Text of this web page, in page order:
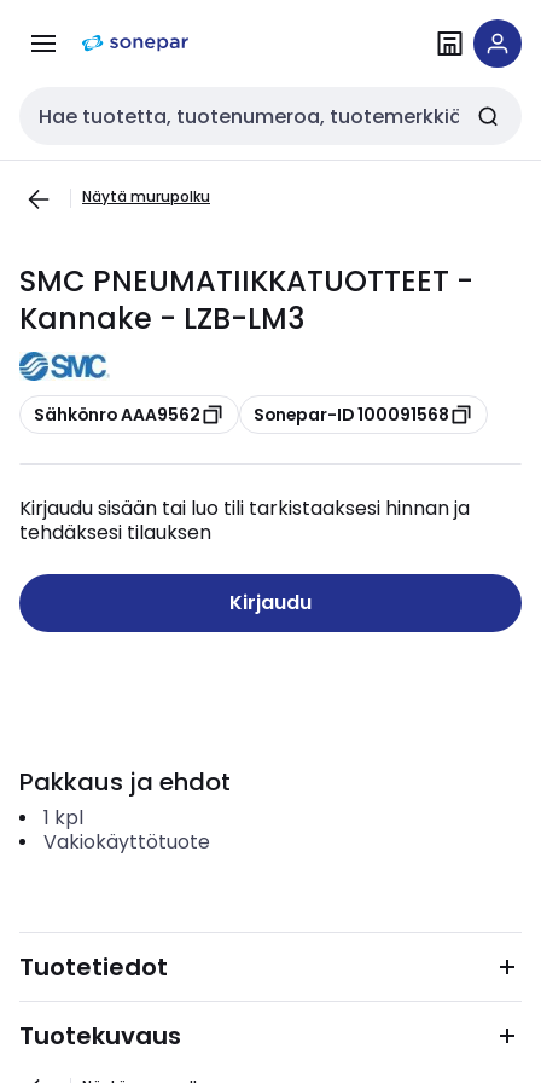
navigointiinsisältöön
Haku
Näytä murupolku
SMC PNEUMATIIKKATUOTTEET -
Kannake - LZB-LM3
Kopioi
Sähkönro AAA9562 Kopioi
Sonepar-ID 100091568
Kirjaudu sisään tai luo tili tarkistaaksesi hinnan ja
tehdäksesi tilauksen
Kirjaudu
Pakkaus ja ehdot
1 kpl
Vakiokäyttötuote
Tuotetiedot
Tuotekuvaus